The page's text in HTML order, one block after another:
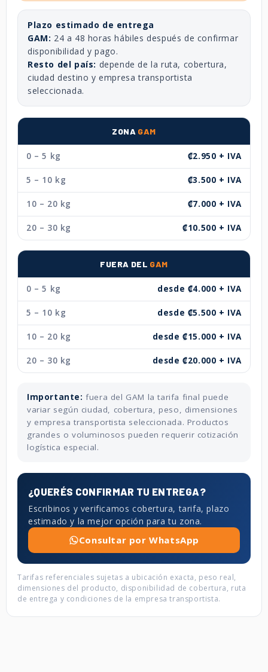
Plazo estimado de entrega
GAM: 24 a 48 horas hábiles después de confirmar
disponibilidad y pago.
Resto del país: depende de la ruta, cobertura,
ciudad destino y empresa transportista
seleccionada.
ZONA GAM
0 – 5 kg ₡2.950 + IVA
5 – 10 kg ₡3.500 + IVA
10 – 20 kg ₡7.000 + IVA
20 – 30 kg ₡10.500 + IVA
FUERA DEL GAM
0 – 5 kg desde ₡4.000 + IVA
5 – 10 kg desde ₡5.500 + IVA
10 – 20 kg desde ₡15.000 + IVA
20 – 30 kg desde ₡20.000 + IVA
Importante: fuera del GAM la tarifa final puede
variar según ciudad, cobertura, peso, dimensiones
y empresa transportista seleccionada. Productos
grandes o voluminosos pueden requerir cotización
logística especial.
¿QUERÉS CONFIRMAR TU ENTREGA?
Escribinos y verificamos cobertura, tarifa, plazo
estimado y la mejor opción para tu zona.
Consultar por WhatsApp
Tarifas referenciales sujetas a ubicación exacta, peso real,
dimensiones del producto, disponibilidad de cobertura, ruta
de entrega y condiciones de la empresa transportista.